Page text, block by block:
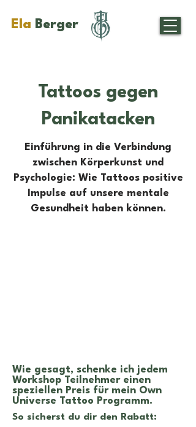
Ela Berger
Tattoos gegen
Panikatacken
Einführung in die Verbindung
zwischen Körperkunst und
Psychologie: Wie Tattoos positive
Impulse auf unsere mentale
Gesundheit haben können.
Wie gesagt, schenke ich jedem
Workshop Teilnehmer einen
speziellen Preis für mein Own
Universe Tattoo Programm.
So sicherst du dir den Rabatt: